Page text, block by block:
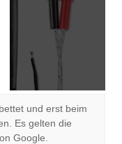
und erst beim
Es gelten die
Google.